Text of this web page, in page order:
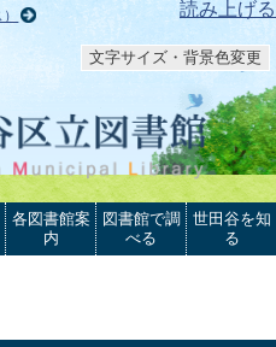
読み上げる
文字サイズ・背景色変更
各図書館案
内
図書館で調
べる
世田谷を知
る